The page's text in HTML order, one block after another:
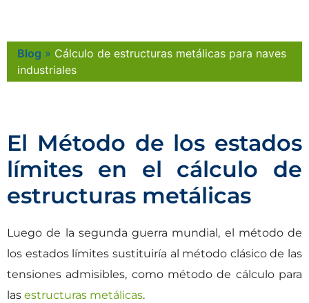
Blog » Cálculo de estructuras metálicas para naves
industriales
El Método de los estados
límites en el cálculo de
estructuras metálicas
Luego de la segunda guerra mundial, el método de
los estados límites sustituiría al método clásico de las
tensiones admisibles, como método de cálculo para
las estructuras metálicas.